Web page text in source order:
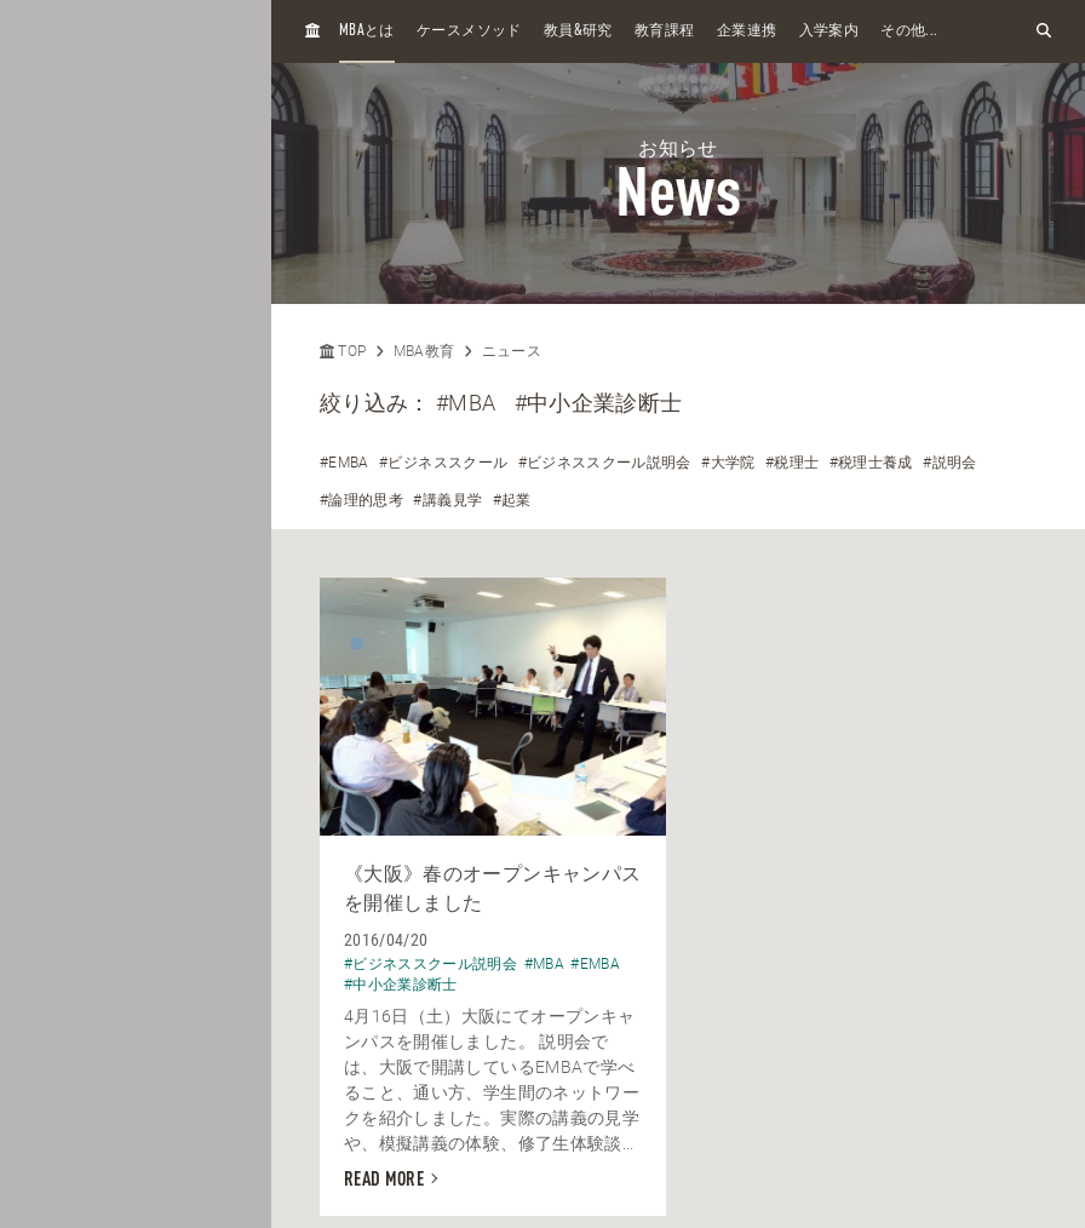
H
MBAとは ケースメソッド 教員&研究 教育課程 企業連携 入学案内 その他...
お知らせ
News
TOP MBA教育 ニュース
絞り込み：#MBA #中小企業診断士
#EMBA #ビジネススクール #ビジネススクール説明会 #大学院 #税理士 #税理士養成 #説明会
#論理的思考 #講義見学 #起業
《大阪》春のオープンキャンパス
を開催しました
2016/04/20
#ビジネススクール説明会 #MBA #EMBA
#中小企業診断士
4月16日（土）大阪にてオープンキャ
ンパスを開催しました。 説明会で
は、大阪で開講しているEMBAで学べ
ること、通い方、学生間のネットワー
クを紹介しました。実際の講義の見学
や、模擬講義の体験、修了生体験談...
READ MORE